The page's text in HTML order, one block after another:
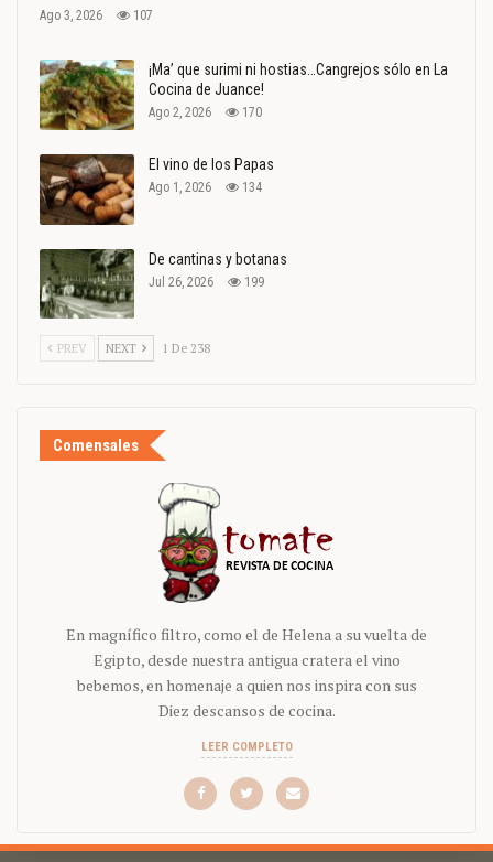
Ago 3, 2026 107
¡Ma’ que surimi ni hostias…Cangrejos sólo en La
Cocina de Juance!
Ago 2, 2026 170
El vino de los Papas
Ago 1, 2026 134
De cantinas y botanas
Jul 26, 2026 199
PREV NEXT 1 De 238
Comensales
En magnífico filtro, como el de Helena a su vuelta de
Egipto, desde nuestra antigua cratera el vino
bebemos, en homenaje a quien nos inspira con sus
Diez descansos de cocina.
LEER COMPLETO